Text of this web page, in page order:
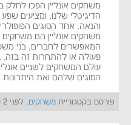
משחקים אונליין הפכו לחלק
הדיגיטלי שלנו, ומציעים
והנאה. אחד הסוגים
משחקים אונליין הם
המאפשרים לחברים, בני
פעולה או להתחרות זה
עולם המשחקים לשניים
הסוגים שלהם ואת
פורסם בקטגוריית משחקים, לפני 2 שנים 1 שבועות